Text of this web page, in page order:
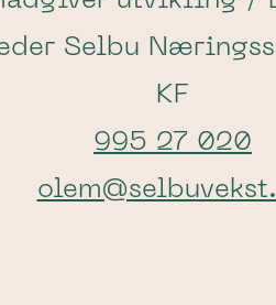
Selbu
KF
995 27 020